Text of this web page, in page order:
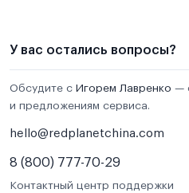
У вас остались вопросы?
Обсудите с Игорем Лавренко —
и предложениям сервиса.
hello@redplanetchina.com
8 (800) 777-70-29
Контактный центр поддержки